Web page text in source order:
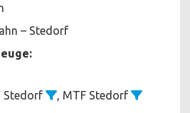
– Stedorf
Stedorf , MTF Stedorf